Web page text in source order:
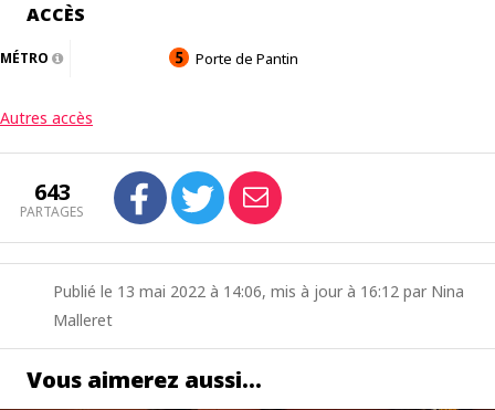
ACCÈS
MÉTRO Porte de Pantin
Autres accès
643
PARTAGES
Publié le 13 mai 2022 à 14:06, mis à jour à 16:12 par Nina
Malleret
Vous aimerez aussi…